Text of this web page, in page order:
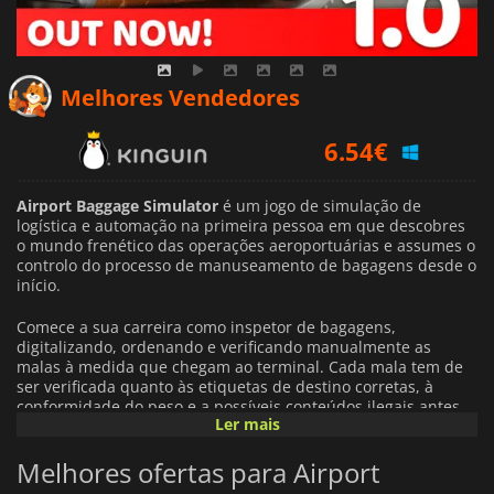
Melhores Vendedores
13.81€
7.22€
Airport Baggage Simulator é um jogo de simulação de
logística e automação na primeira pessoa em que descobres
o mundo frenético das operações aeroportuárias e assumes o
controlo do processo de manuseamento de bagagens desde o
início.
Comece a sua carreira como inspetor de bagagens,
digitalizando, ordenando e verificando manualmente as
malas à medida que chegam ao terminal. Cada mala tem de
ser verificada quanto às etiquetas de destino corretas, à
conformidade do peso e a possíveis conteúdos ilegais antes
de continuar a sua viagem. A precisão e a rapidez são
À medida que progride, irá ultrapassar o trabalho manual e
Ler mais
Melhores ofertas para Airport